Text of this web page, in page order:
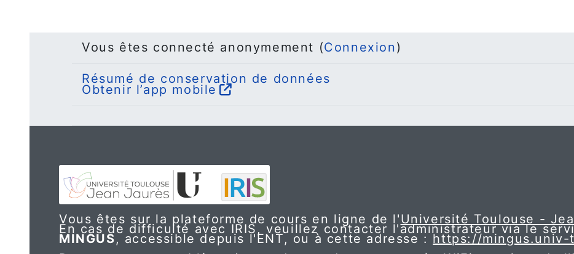
Vous êtes connecté anonymement (Connexion)
Résumé de conservation de données
Obtenir l’app mobile
Vous êtes sur la plateforme de cours en ligne de l'Université Toulouse -
En cas de difficulté avec IRIS, veuillez contacter l'administrateur via le
MINGUS, accessible depuis l'ENT, ou à cette adresse : https://mingus.univ-